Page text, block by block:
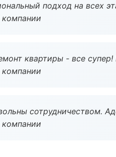
подход на всех
квартиры - все супер!
сотрудничеством.